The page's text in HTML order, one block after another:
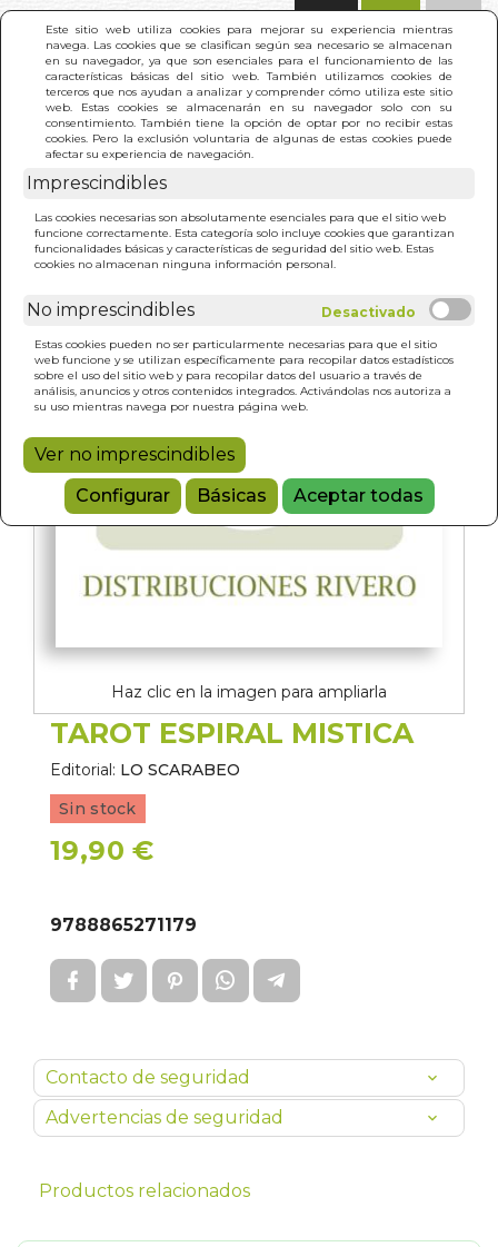
Este sitio web utiliza cookies para mejorar su experiencia mientras
navega. Las cookies que se clasifican según sea necesario se almacenan
en su navegador, ya que son esenciales para el funcionamiento de las
características básicas del sitio web. También utilizamos cookies de
terceros que nos ayudan a analizar y comprender cómo utiliza este sitio
web. Estas cookies se almacenarán en su navegador solo con su
consentimiento. También tiene la opción de optar por no recibir estas
cookies. Pero la exclusión voluntaria de algunas de estas cookies puede
afectar su experiencia de navegación.
Imprescindibles
Las cookies necesarias son absolutamente esenciales para que el sitio web
funcione correctamente. Esta categoría solo incluye cookies que garantizan
funcionalidades básicas y características de seguridad del sitio web. Estas
cookies no almacenan ninguna información personal.
No imprescindibles
Estas cookies pueden no ser particularmente necesarias para que el sitio
web funcione y se utilizan específicamente para recopilar datos estadísticos
sobre el uso del sitio web y para recopilar datos del usuario a través de
análisis, anuncios y otros contenidos integrados. Activándolas nos autoriza a
su uso mientras navega por nuestra página web.
Ver no imprescindibles
Configurar
Básicas Aceptar todas
INICIO > TAROT ESPIRAL MISTICA
Haz clic en la imagen para ampliarla
TAROT ESPIRAL MISTICA
Editorial: LO SCARABEO
Sin stock
19,90 €
9788865271179
Contacto de seguridad
Advertencias de seguridad
Productos relacionados